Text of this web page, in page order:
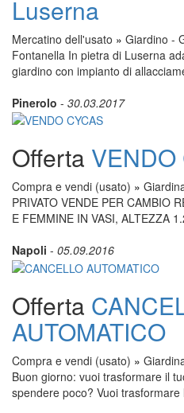
Luserna
Mercatino dell'usato » Giardino -
Fontanella In pietra di Luserna
giardino con impianto di
Pinerolo - 30.03.2017
Offerta VENDO
Compra e vendi (usato) »
PRIVATO VENDE PER CAMBIO
E FEMMINE IN VASI, ALTEZZA
Napoli - 05.09.2016
Offerta
AUTOMATICO
Compra e vendi (usato) »
Buon giorno: vuoi trasformare il
spendere poco? Vuoi trasformare